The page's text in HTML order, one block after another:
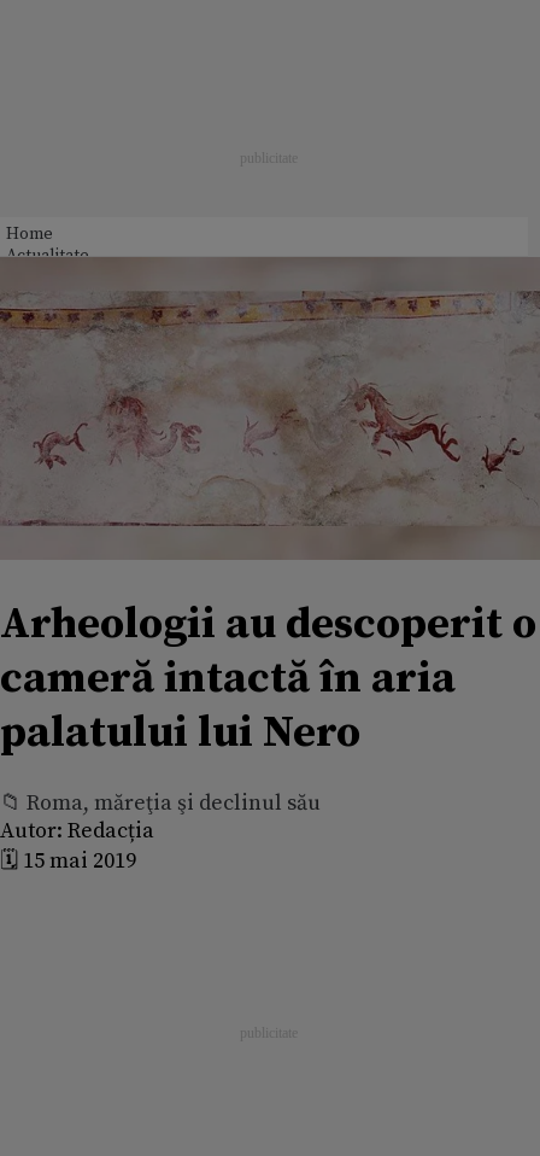
Home
Actualitate
Arheologii au descoperit o
cameră intactă în aria
palatului lui Nero
📁 Roma, măreţia şi declinul său
Autor: Redacția
🗓️ 15 mai 2019